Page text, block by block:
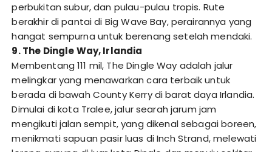
perbukitan subur, dan pulau-pulau tropis. Rute
berakhir di pantai di Big Wave Bay, perairannya yang
hangat sempurna untuk berenang setelah mendaki.
9. The Dingle Way, Irlandia
Membentang 111 mil, The Dingle Way adalah jalur
melingkar yang menawarkan cara terbaik untuk
berada di bawah County Kerry di barat daya Irlandia.
Dimulai di kota Tralee, jalur searah jarum jam
mengikuti jalan sempit, yang dikenal sebagai boreen,
menikmati sapuan pasir luas di Inch Strand, melewati